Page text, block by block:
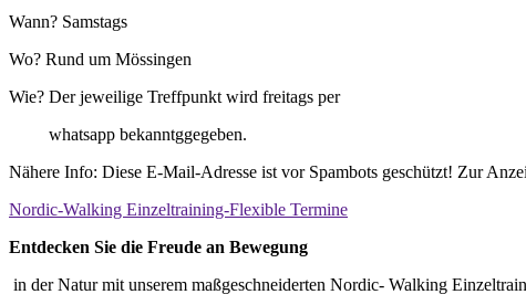
Wann? Samstags
Wo? Rund um Mössingen
Wie? Der jeweilige Treffpunkt wird freitags per
whatsapp bekanntggegeben.
Nähere Info: Diese E-Mail-Adresse ist vor Spambots geschützt! Zur
Nordic-Walking Einzeltraining-Flexible Termine
Entdecken Sie die Freude an Bewegung
in der Natur mit unserem maßgeschneiderten Nordic- Walking Einzeltrain